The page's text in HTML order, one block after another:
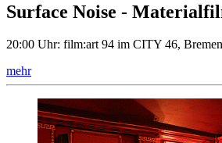
Surface Noise -
20:00 Uhr: film:art 94 im CITY 46, Bremen
mehr